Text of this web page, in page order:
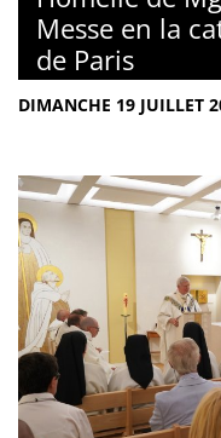
Messe en la
de Paris
DIMANCHE 19 JUILLET